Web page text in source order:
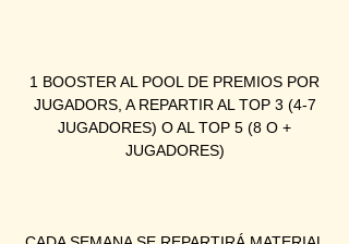
1 BOOSTER AL POOL DE PREMIOS POR
JUGADORS, A REPARTIR AL TOP 3 (4-7
JUGADORES) O AL TOP 5 (8 O +
JUGADORES)